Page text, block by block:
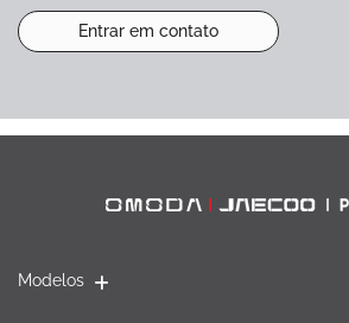
Entrar em contato
Modelos